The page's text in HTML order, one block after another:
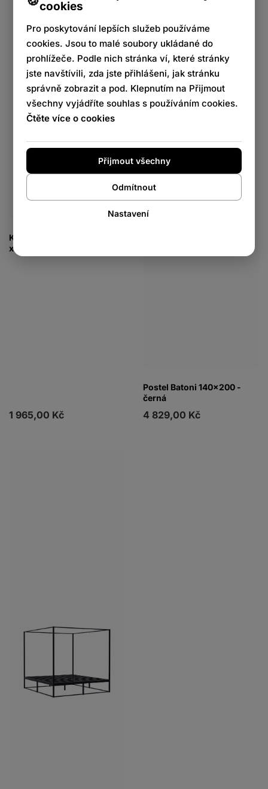
cookies
Pro poskytování lepších služeb používáme
cookies. Jsou to malé soubory ukládané do
prohlížeče. Podle nich stránka ví, které stránky
jste navštívili, zda jste přihlášeni, jak stránku
správně zobrazit a pod. Klepnutím na Přijmout
všechny vyjádříte souhlas s používáním cookies.
Čtěte více o cookies
Přijmout všechny
Odmítnout
Nastavení
Kovová Postel Hamlin - 200
x 100, v 41 cm - Černá
1 965,00 Kč
Postel Batoni 140x200 -
černá
4 829,00 Kč